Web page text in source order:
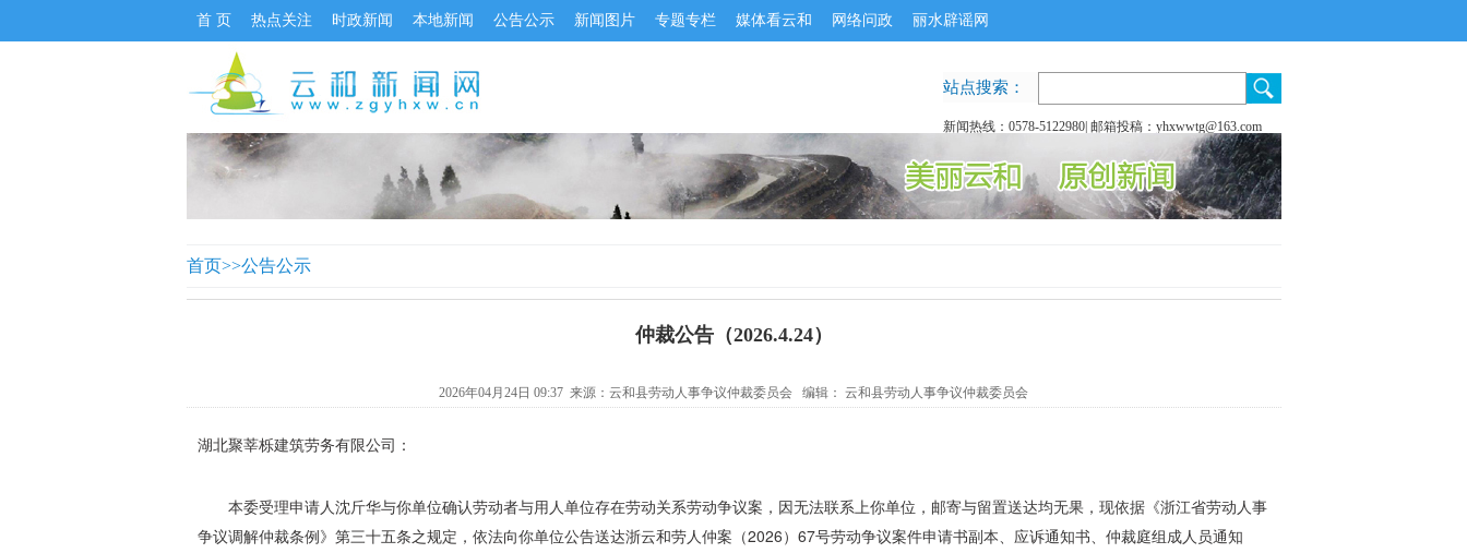
首 页 热点关注 时政新闻 本地新闻 公告公示 新闻图片 专题专栏 媒体看云和 网络问政 丽水辟谣网
站点搜索：
新闻热线：0578-5122980| 邮箱投稿：yhxwwtg@163.com
首页>>公告公示
仲裁公告（2026.4.24）
2026年04月24日 09:37 来源： 云和县劳动人事争议仲裁委员会 编辑： 云和县劳动人事争议仲裁委员会
湖北聚莘栎建筑劳务有限公司：
本委受理申请人沈斤华与你单位确认劳动者与用人单位存在劳动关系劳动争议案，因无法联系上你单位，邮寄与留置送达均无果，现依据《浙江省劳动人事
争议调解仲裁条例》第三十五条之规定，依法向你单位公告送达浙云和劳人仲案（2026）67号劳动争议案件申请书副本、应诉通知书、仲裁庭组成人员通知